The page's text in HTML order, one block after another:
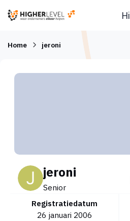
Home jeroni
jeroni
Senior
Registratiedatum
26 januari 2006